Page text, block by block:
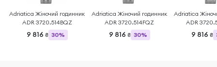
Adriatica Жіночий годинник
ADR 3720.514BQZ
9 816 ₴ 30%
Adriatica Жіночий годинник
ADR 3720.514FQZ
9 816 ₴ 30%
Adriatica
ADR
9 816 ₴